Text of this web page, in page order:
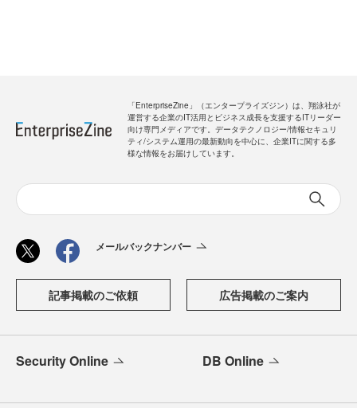
「EnterpriseZine」（エンタープライズジン）は、翔泳社が
運営する企業のIT活用とビジネス成長を支援するITリーダー
向け専門メディアです。データテクノロジー/情報セキュリ
ティ/システム運用の最新動向を中心に、企業ITに関する多
様な情報をお届けしています。
メールバックナンバー
記事掲載のご依頼 広告掲載のご案内
Security Online DB Online